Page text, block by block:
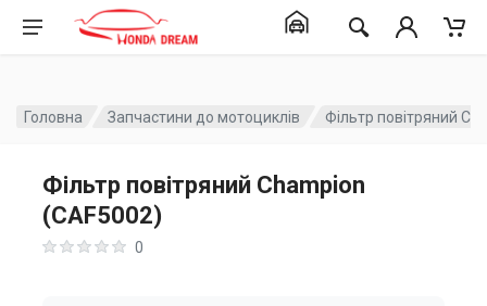
Головна Запчастини до мотоциклів Фільтр повітряний
Фільтр повітряний Champion
(CAF5002)
0